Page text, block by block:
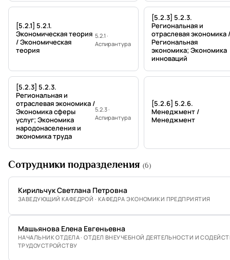
[5.2.1] 5.2.1.
Экономическая теория
/ Экономическая
теория
5.2.1 ·
Аспирантура
[5.2.3] 5.2.3.
Региональная и
отраслевая экономика /
Региональная
экономика; Экономика
инноваций
[5.2.3] 5.2.3.
Региональная и
отраслевая экономика /
Экономика сферы
услуг; Экономика
народонаселения и
экономика труда
5.2.3 ·
Аспирантура
[5.2.6] 5.2.6.
Менеджмент /
Менеджмент
Сотрудники подразделения (6)
Кирильчук Светлана Петровна
ЗАВЕДУЮЩИЙ КАФЕДРОЙ · КАФЕДРА ЭКОНОМИКИ ПРЕДПРИЯТИЯ
Машьянова Елена Евгеньевна
НАЧАЛЬНИК ОТДЕЛА · ОТДЕЛ ВНЕУЧЕБНОЙ ДЕЯТЕЛЬНОСТИ И
ТРУДОУСТРОЙСТВУ